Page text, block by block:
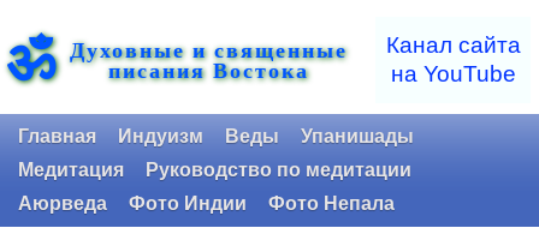
ॐ Духовные и священные
писания Востока
Канал сайта
на YouTube
Главная Индуизм Веды
Упанишады
Медитация
Руководство по медитации
Аюрведа
Фото Индии Фото Непала